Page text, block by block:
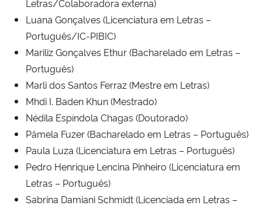
Planalto
Letras/Colaboradora externa)
Luana Gonçalves (Licenciatura em Letras –
Português/IC-PIBIC)
Mariliz Gonçalves Ethur (Bacharelado em Letras –
Português)
Marli dos Santos Ferraz (Mestre em Letras)
Mhdi I. Baden Khun (Mestrado)
Nédila Espíndola Chagas (Doutorado)
Pâmela Fuzer (Bacharelado em Letras – Português)
Paula Luza (Licenciatura em Letras – Português)
Pedro Henrique Lencina Pinheiro (Licenciatura em
Letras – Português)
Sabrina Damiani Schmidt (Licenciada em Letras –